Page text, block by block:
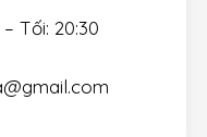
Tối: 20:30